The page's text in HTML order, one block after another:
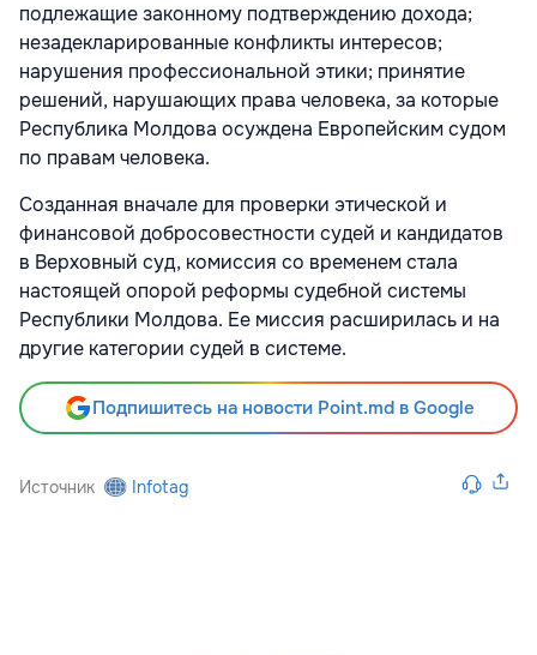
подлежащие законному подтверждению дохода;
незадекларированные конфликты интересов;
нарушения профессиональной этики; принятие
решений, нарушающих права человека, за которые
Республика Молдова осуждена Европейским судом
по правам человека.
Созданная вначале для проверки этической и
финансовой добросовестности судей и кандидатов
в Верховный суд, комиссия со временем стала
настоящей опорой реформы судебной системы
Республики Молдова. Ее миссия расширилась и на
другие категории судей в системе.
Подпишитесь на новости Point.md в Google
Источник Infotag